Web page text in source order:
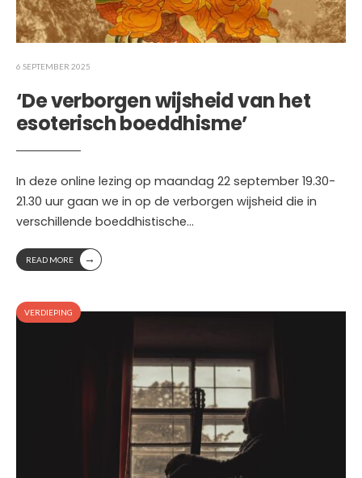
6 SEPTEMBER 2025
‘De verborgen wijsheid van het
esoterisch boeddhisme’
In deze online lezing op maandag 22 september 19.30-
21.30 uur gaan we in op de verborgen wijsheid die in
verschillende boeddhistische...
READ MORE →
VERDIEPING